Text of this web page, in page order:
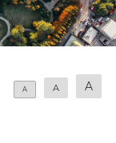
A A A